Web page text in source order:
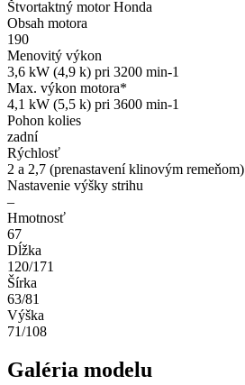
Štvortaktný motor Honda
Obsah motora
190
Menovitý výkon
3,6 kW (4,9 k) pri 3200 min-1
Max. výkon motora*
4,1 kW (5,5 k) pri 3600 min-1
Pohon kolies
zadní
Rýchlosť
2 a 2,7 (prenastavení klinovým remeňom)
Nastavenie výšky strihu
–
Hmotnosť
67
Dĺžka
120/171
Šírka
63/81
Výška
71/108
Galéria modelu